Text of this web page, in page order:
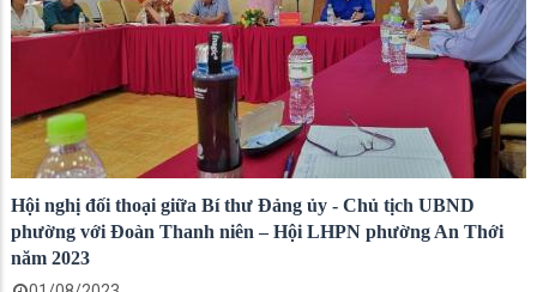
Hội nghị đối thoại giữa Bí thư Đảng ủy - Chủ tịch UBND
phường với Đoàn Thanh niên – Hội LHPN phường An Thới
năm 2023